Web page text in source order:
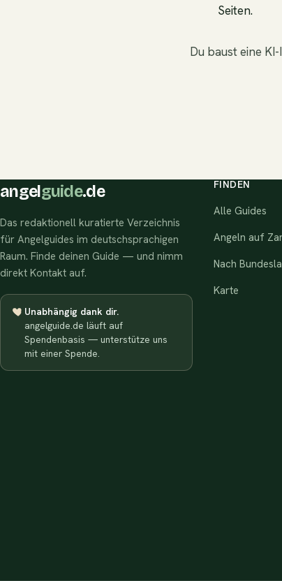
Seiten.
Du baust eine
angelguide.de
Das redaktionell kuratierte Verzeichnis
für Angelguides im deutschsprachigen
Raum. Finde deinen Guide — und nimm
direkt Kontakt auf.
Unabhängig dank dir.
angelguide.de läuft auf
Spendenbasis — unterstütze uns
mit einer Spende.
FINDEN
Alle Guides
Angeln auf
Nach
Karte